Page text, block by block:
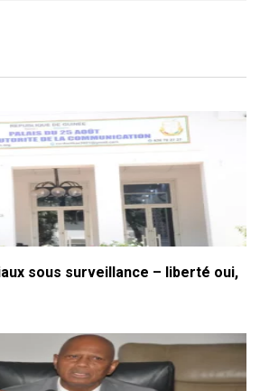
sous surveillance – liberté oui,